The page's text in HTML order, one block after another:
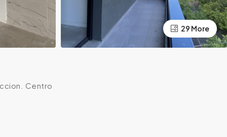
29 More
Centro